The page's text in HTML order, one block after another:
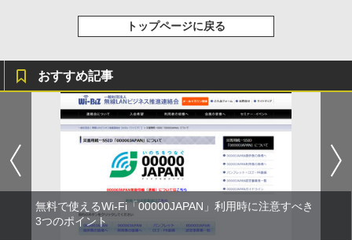
トップページに戻る
おすすめ記事
無料で使えるWi-Fi「00000JAPAN」利用時に注意すべき
3つのポイント